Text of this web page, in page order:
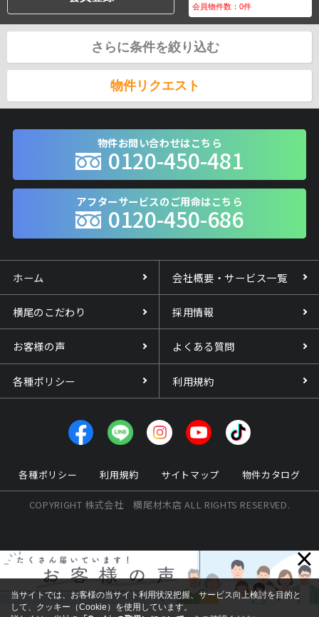
会員物件数：0件
さらに条件を絞り込む
物件リクエスト
物件お問い合わせはこちら
0120-450-481
アフターサービスのご用命はこちら
0120-450-686
ホーム 会社概要・サービス一覧
横尾のこだわり 採用情報
お客様の声 よくある質問
各種ポリシー 利用規約
各種ポリシー 利用規約 サイトマップ 物件カタログ
COPYRIGHT 株式会社 横尾材木店 ALL RIGHTS RESERVED.
×
当サイトでは、お客様の当サイト利用状況把握、サービス向上検討を目的と
して、クッキー（Cookie）を使用しています。